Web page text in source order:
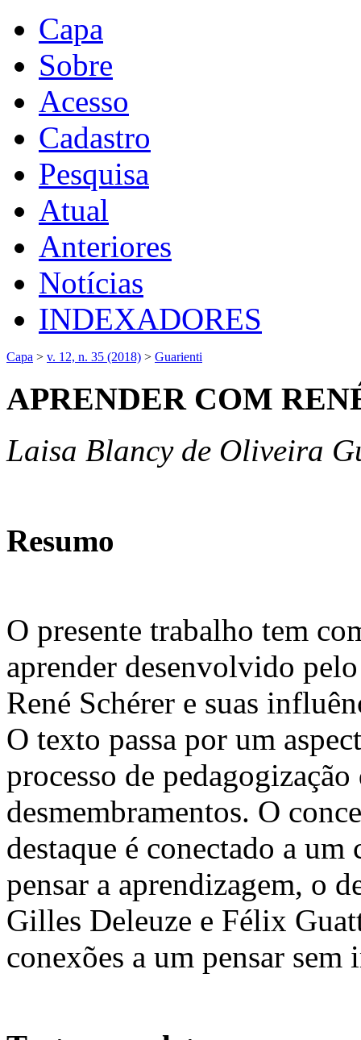
Capa
Sobre
Acesso
Cadastro
Pesquisa
Atual
Anteriores
Notícias
INDEXADORES
Capa > v. 12, n. 35 (2018) > Guarienti
APRENDER COM
Laisa Blancy de Oliveira
Resumo
O presente trabalho tem
aprender desenvolvido
René Schérer e suas
O texto passa por um
processo de
desmembramentos. O
destaque é conectado a
pensar a aprendizagem, o
Gilles Deleuze e Félix
conexões a um pensar sem